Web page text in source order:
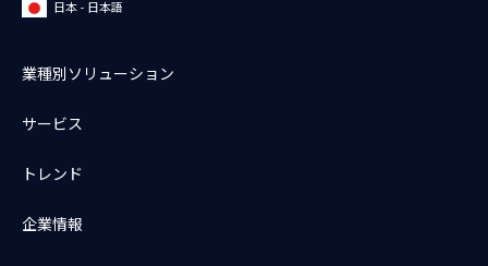
日本 - 日本語
業種別ソリューション
サービス
トレンド
企業情報